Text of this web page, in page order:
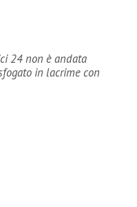
24 non è andata
in lacrime con